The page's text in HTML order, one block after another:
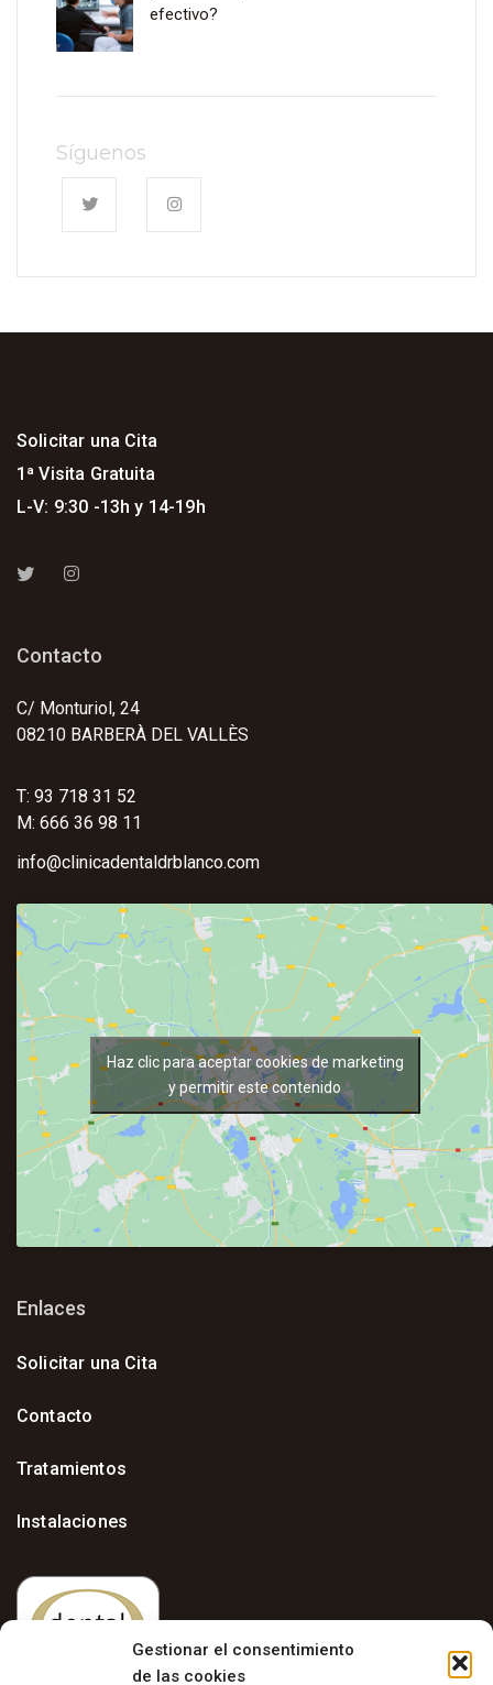
Gestionar el consentimiento
de las cookies
efectivo?
Síguenos
Solicitar una Cita
1ª Visita Gratuita
L-V: 9:30 -13h y 14-19h
Contacto
C/ Monturiol, 24
08210 BARBERÀ DEL VALLÈS
T: 93 718 31 52
M: 666 36 98 11
info@clinicadentaldrblanco.com
Haz clic para aceptar cookies de marketing
y permitir este contenido
Enlaces
Solicitar una Cita
Contacto
Tratamientos
Instalaciones